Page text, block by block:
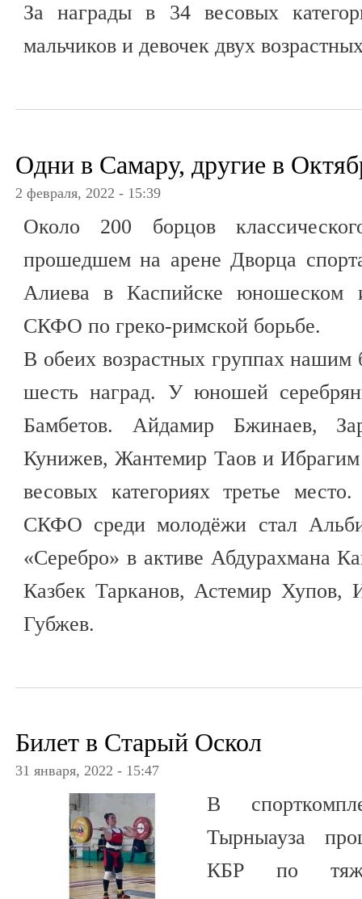
За награды в 34 весовых
мальчиков и девочек двух
Одни в Самару, другие в
2 февраля, 2022 - 15:39
Около 200 борцов
прошедшем на арене Дворца
Алиева в Каспийске юношеском
СКФО по греко-римской борьбе.
В обеих возрастных группах нашим
шесть наград. У юношей
Бамбетов. Айдамир Бжинаев,
Кунижев, Жантемир Таов и
весовых категориях третье
СКФО среди молодёжи стал
«Серебро» в активе Абдурахмана
Казбек Тарканов, Астемир
Губжев.
Билет в Старый Оскол
31 января, 2022 - 15:47
В
Тырныауза
КБР по